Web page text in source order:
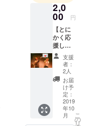
2,0
00 円
【とに
かく応
援した
い！
コー
ス】 と
にかく
応援し
たい！
という
心優し
い方の
支援
者：
2人
お届
け予
定：
2019
年10
月
こ
の
リ